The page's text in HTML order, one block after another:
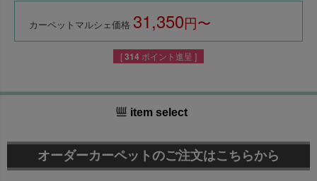
カーペットマルシェ価格 31,350
[314 ポイント進呈 ]
item select
オーダーカーペットのご注文はこちらから